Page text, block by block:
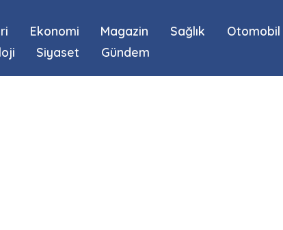
Ekonomi Magazin Sağlık
Otomobil
Siyaset Gündem